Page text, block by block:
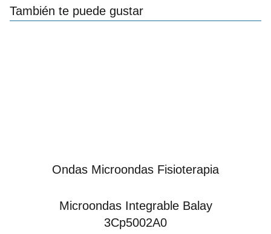
También te puede gustar
Ondas Microondas Fisioterapia
Microondas Integrable Balay
3Cp5002A0